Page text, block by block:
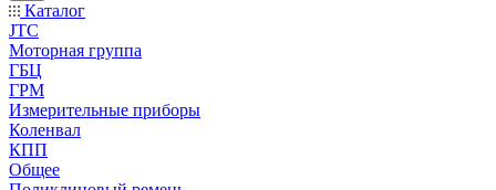
Каталог
JTC
Моторная группа
ГБЦ
ГРМ
Измерительные приборы
Коленвал
КПП
Общее